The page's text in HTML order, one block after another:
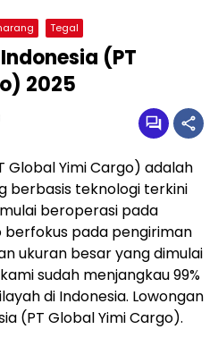
Tegal
(PT
2025
Global Yimi Cargo) adalah
berbasis teknologi terkini
beroperasi pada
berfokus pada pengiriman
ukuran besar yang dimulai
sudah menjangkau 99%
di Indonesia. Lowongan
(PT Global Yimi Cargo).